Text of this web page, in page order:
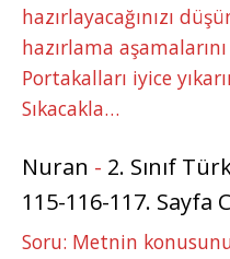
hazırlayacağınızı
hazırlama aşamalarını
Portakalları iyice
Sıkacakla…
Nuran - 2. Sınıf
115-116-117. Sayfa
Soru: Metnin